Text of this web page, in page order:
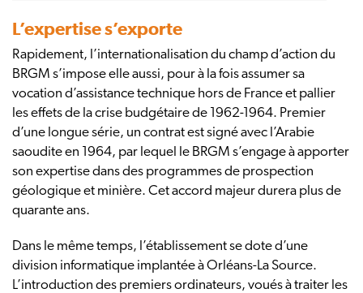
L’expertise s’exporte
Rapidement, l’internationalisation du champ d’action du
BRGM s’impose elle aussi, pour à la fois assumer sa
vocation d’assistance technique hors de France et pallier
les effets de la crise budgétaire de 1962-1964. Premier
d’une longue série, un contrat est signé avec l’Arabie
saoudite en 1964, par lequel le BRGM s’engage à apporter
son expertise dans des programmes de prospection
géologique et minière. Cet accord majeur durera plus de
quarante ans.
Dans le même temps, l’établissement se dote d’une
division informatique implantée à Orléans-La Source.
L’introduction des premiers ordinateurs, voués à traiter les